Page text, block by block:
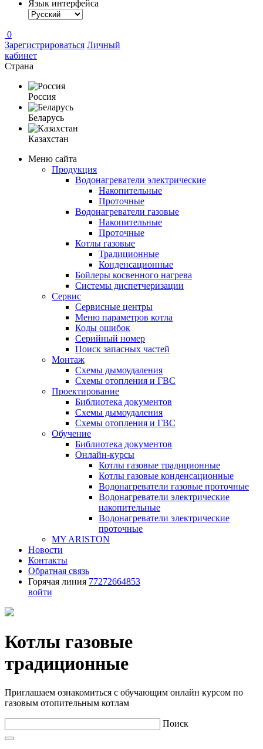
Язык интерфейса
0
Зарегистрироваться Личный
кабинет
Страна
Россия
Беларусь
Казахстан
Меню сайта
Продукция
Водонагреватели электрические
Накопительные
Проточные
Водонагреватели газовые
Накопительные
Проточные
Котлы газовые
Традиционные
Конденсационные
Бойлеры косвенного нагрева
Системы диспетчеризации
Сервис
Сервисные центры
Меню параметров котла
Коды ошибок
Серийный номер
Поиск запасных частей
Монтаж
Схемы дымоудаления
Схемы отопления и ГВС
Проектирование
Библиотека документов
Схемы дымоудаления
Схемы отопления и ГВС
Обучение
Библиотека документов
Онлайн-курсы
Котлы газовые традиционные
Котлы газовые конденсационные
Водонагреватели газовые проточные
Водонагреватели электрические
накопительные
Водонагреватели электрические
проточные
MY ARISTON
Новости
Контакты
Обратная связь
Горячая линия 77272664853
войти
Котлы газовые
традиционные
Приглашаем ознакомиться с обучающим онлайн курсом по
газовым отопительным котлам
Поиск